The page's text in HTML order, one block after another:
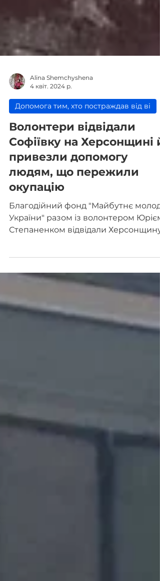
Alina Shemchyshena
4 квіт. 2024 р.
Допомога тим, хто постраждав від ві
Волонтери відвідали
Софіївку на Херсонщині й
привезли допомогу
людям, що пережили
окупацію
Степаненком відвідали Херсонщину.